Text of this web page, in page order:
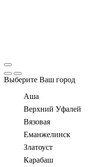
Выберите Ваш город
Аша
Верхний Уфалей
Вязовая
Еманжелинск
Златоуст
Карабаш